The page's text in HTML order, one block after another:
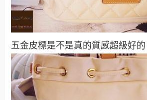
五金皮標是不是真的質感超級好的